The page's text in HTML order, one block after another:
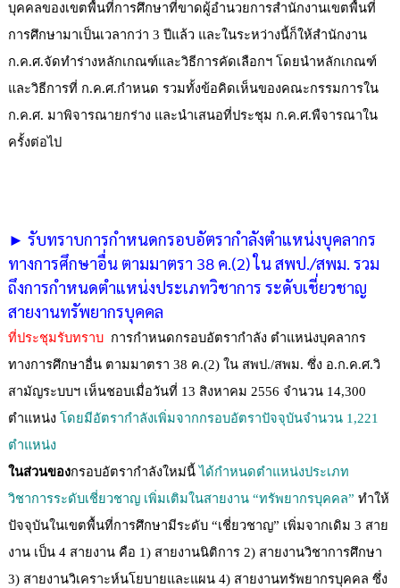
บุคคลของเขตพื้นที่การศึกษาที่ขาดผู้อำนวยการสำนักงานเขตพื้นที่
การศึกษามาเป็นเวลากว่า 3 ปีแล้ว และในระหว่างนี้ก็ให้สำนักงาน
ก.ค.ศ.จัดทำร่างหลักเกณฑ์และวิธีการคัดเลือกฯโดยนำหลักเกณฑ์
และวิธีการที่ ก.ค.ศ.กำหนด รวมทั้งข้อคิดเห็นของคณะกรรมการใน
ก.ค.ศ. มาพิจารณายกร่าง และนำเสนอที่ประชุม ก.ค.ศ.พืจารณาใน
ครั้งต่อไป
► รับทราบการกำหนดกรอบอัตรากำลังตำแหน่งบุคลากร
ทางการศึกษาอื่น ตามมาตรา 38 ค.(2) ใน สพป./สพม. รวม
ถึงการกำหนดตำแหน่งประเภทวิชาการ ระดับเชี่ยวชาญ
สายงานทรัพยากรบุคคล
ที่ประชุมรับทราบ การกำหนดกรอบอัตรากำลัง ตำแหน่งบุคลากร
ทางการศึกษาอื่น ตามมาตรา 38 ค.(2) ใน สพป./สพม. ซึ่ง อ.ก.ค.ศ.วิ
สามัญระบบฯ เห็นชอบเมื่อวันที่ 13 สิงหาคม 2556 จำนวน 14,300
ตำแหน่ง โดยมีอัตรากำลังเพิ่มจากกรอบอัตราปัจจุบันจำนวน 1,221
ตำแหน่ง
ในส่วนของกรอบอัตรากำลังใหม่นี้ได้กำหนดตำแหน่งประเภท
วิชาการระดับเชี่ยวชาญ เพิ่มเติมในสายงาน “ทรัพยากรบุคคล” ทำให้
ปัจจุบันในเขตพื้นที่การศึกษามีระดับ “เชี่ยวชาญ” เพิ่มจากเดิม 3 สาย
งาน เป็น 4 สายงาน คือ 1) สายงานนิติการ 2) สายงานวิชาการศึกษา
3) สายงานวิเคราะห์นโยบายและแผน 4) สายงานทรัพยากรบุคคล ซึ่ง